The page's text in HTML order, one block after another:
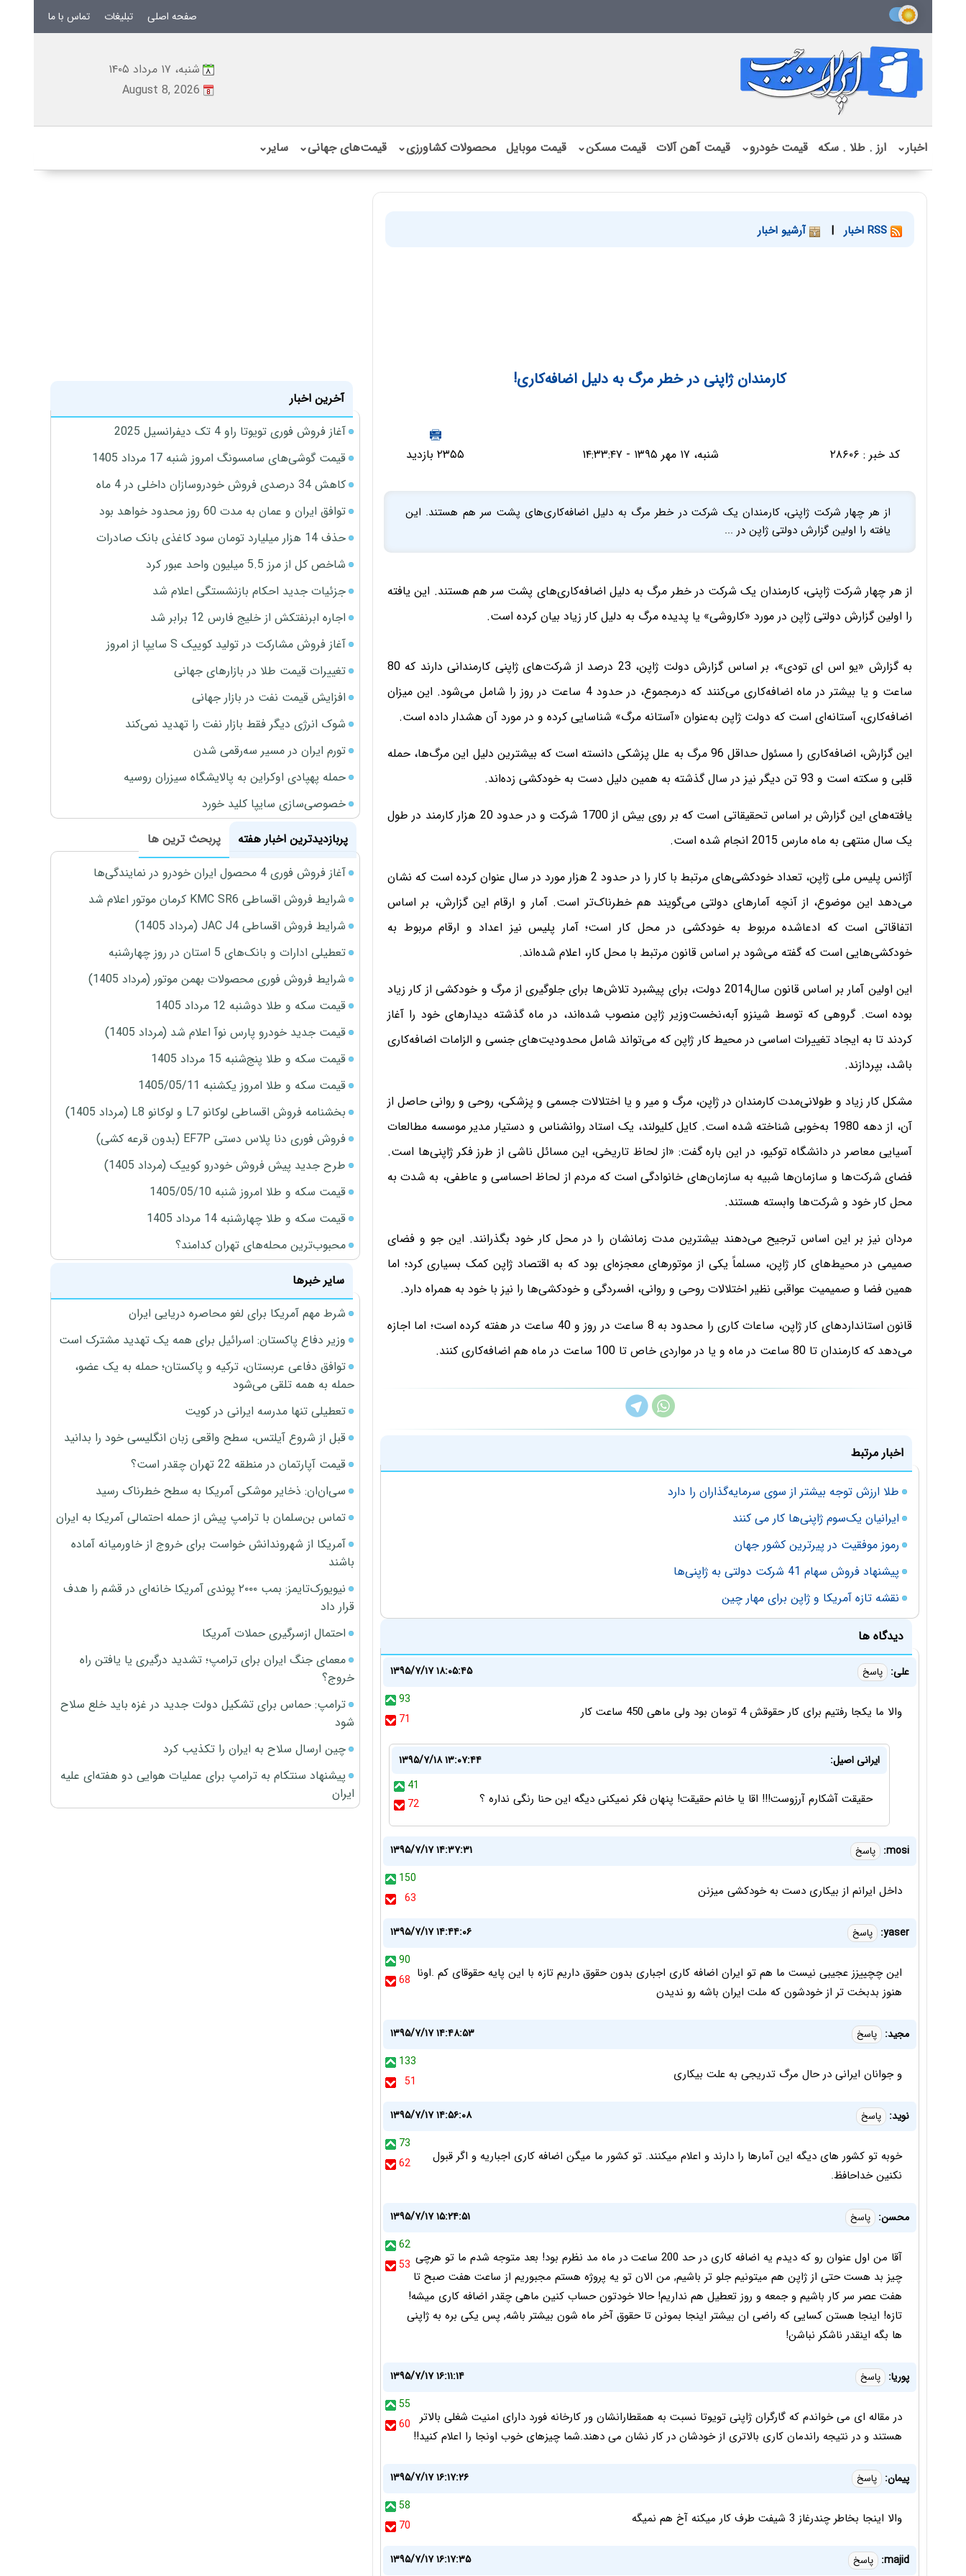
صفحه اصلی تبلیغات تماس با ما
شنبه، ۱۷ مرداد ۱۴۰۵
August 8, 2026
اخبار⌄ ارز . طلا . سکه قیمت خودرو⌄ قیمت آهن آلات قیمت مسکن⌄ قیمت موبایل محصولات کشاورزی⌄ قیمت‌های جهانی⌄ سایر⌄
| آرشیو اخبار
کارمندان ژاپنی در خطر مرگ به دلیل اضافه‌کاری!
کد خبر : ۲۸۶۰۶ شنبه، ۱۷ مهر ۱۳۹۵ - ۱۴:۳۳:۴۷ ۲۳۵۵ بازدید
از هر چهار شرکت ژاپنی، کارمندان یک شرکت در خطر مرگ به دلیل اضافه‌کاری‌های پشت سر هم هستند. این
یافته را اولین گزارش دولتی ژاپن در ...
از هر چهار شرکت ژاپنی، کارمندان یک شرکت در خطر مرگ به دلیل اضافه‌کاری‌های پشت سر هم هستند. این یافته
را اولین گزارش دولتی ژاپن در مورد «کاروشی» یا پدیده مرگ به دلیل کار زیاد بیان کرده است.
به گزارش «یو اس ای تودی»، بر اساس گزارش دولت ژاپن، 23 درصد از شرکت‌های ژاپنی کارمندانی دارند که 80
ساعت و یا بیشتر در ماه اضافه‌کاری می‌کنند که درمجموع، در حدود 4 ساعت در روز را شامل می‌شود. این میزان
اضافه‌کاری، آستانه‌ای است که دولت ژاپن به‌عنوان «آستانه مرگ» شناسایی کرده و در مورد آن هشدار داده است.
این گزارش، اضافه‌کاری را مسئول حداقل 96 مرگ به علل پزشکی دانسته است که بیشترین دلیل این مرگ‌ها، حمله
قلبی و سکته است و 93 تن دیگر نیز در سال گذشته به همین دلیل دست به خودکشی زده‌اند.
یافته‌های این گزارش بر اساس تحقیقاتی است که بر روی بیش از 1700 شرکت و در حدود 20 هزار کارمند در طول
یک سال منتهی به ماه مارس 2015 انجام‌ شده است.
آژانس پلیس ملی ژاپن، تعداد خودکشی‌های مرتبط با کار را در حدود 2 هزار مورد در سال عنوان کرده است که نشان
می‌دهد این موضوع، از آنچه آمارهای دولتی می‌گویند هم خطرناک‌تر است. آمار و ارقام این گزارش، بر اساس
اتفاقاتی است که ادعاشده مربوط به خودکشی در محل کار است؛ آمار پلیس نیز اعداد و ارقام مربوط به
خودکشی‌هایی است که گفته می‌شود بر اساس قانون مرتبط با محل کار، اعلام‌ شده‌اند.
این اولین آمار بر اساس قانون سال2014 دولت، برای پیشبرد تلاش‌ها برای جلوگیری از مرگ و خودکشی از کار زیاد
بوده است. گروهی که توسط شینزو آبه،نخست‌وزیر ژاپن منصوب‌ شده‌اند، در ماه گذشته دیدارهای خود را آغاز
کردند تا به ایجاد تغییرات اساسی در محیط کار ژاپن که می‌تواند شامل محدودیت‌های جنسی و الزامات اضافه‌کاری
باشد، بپردازند.
مشکل کار زیاد و طولانی‌مدت کارمندان در ژاپن، مرگ‌ و میر و یا اختلالات جسمی و پزشکی، روحی و روانی حاصل از
آن، از دهه 1980 به‌خوبی شناخته‌ شده است. کایل کلیولند، یک استاد روانشناس و دستیار مدیر موسسه مطالعات
آسیایی معاصر در دانشگاه توکیو، در این باره گفت: «از لحاظ تاریخی، این مسائل ناشی از طرز فکر ژاپنی‌ها است.
فضای شرکت‌ها و سازمان‌ها شبیه به سازمان‌های خانوادگی است که مردم از لحاظ احساسی و عاطفی، به شدت به
محل کار خود و شرکت‌ها وابسته هستند.
مردان نیز بر این اساس ترجیح می‌دهند بیشترین مدت زمانشان را در محل کار خود بگذرانند. این جو و فضای
صمیمی در محیط‌های کار ژاپن، مسلماً یکی از موتورهای معجزه‌ای بود که به اقتصاد ژاپن کمک بسیاری کرد؛ اما
همین فضا و صمیمیت عواقبی نظیر اختلالات روحی و روانی، افسردگی و خودکشی‌ها را نیز با خود به همراه دارد.
قانون استانداردهای کار ژاپن، ساعات کاری را محدود به 8 ساعت در روز و 40 ساعت در هفته کرده است؛ اما اجازه
می‌دهد که کارمندان تا 80 ساعت در ماه و یا در مواردی خاص تا 100 ساعت در ماه هم اضافه‌کاری کنند.
اخبار مرتبط
طلا ارزش توجه بیشتر از سوی سرمایه‌گذاران را دارد
ایرانیان یک‌سوم ژاپنی‌ها کار می کنند
رموز موفقیت در پیرترین کشور جهان
پیشنهاد فروش سهام 41 شرکت‌ دولتی به ژاپنی‌ها
نقشه تازه آمريكا و ژاپن برای مهار چين
دیدگاه ها
علی: پاسخ
۱۳۹۵/۷/۱۷ ۱۸:۰۵:۴۵
93
71
والا ما یکجا رفتیم برای کار حقوقش 4 تومان بود ولی ماهی 450 ساعت کار
ایرانی اصیل:
۱۳۹۵/۷/۱۸ ۱۳:۰۷:۴۴
41
72
حقیقت آشکارم آرزوست!!! اقا یا خانم حقیقت! پنهان فکر نمیکنی دیگه این حنا رنگی نداره ؟
mosi: پاسخ
۱۳۹۵/۷/۱۷ ۱۴:۳۷:۳۱
150
63
داخل ایرانم از بیکاری دست به خودکشی میزنن
yaser: پاسخ
۱۳۹۵/۷/۱۷ ۱۴:۴۴:۰۶
90
68 این چچییزز عجیبی نیست ما هم تو ایران اضافه کاری اجباری بدون حقوق داریم تازه با این پایه حقوقای کم .اونا
هنوز بدبخت تر از خودشون که ملت ایران باشه رو ندیدن
مجيد: پاسخ
۱۳۹۵/۷/۱۷ ۱۴:۴۸:۵۳
133
51
و جوانان ايرانى در حال مرگ تدريجى به علت بيكارى
نوید: پاسخ
۱۳۹۵/۷/۱۷ ۱۴:۵۶:۰۸
73
62
خوبه تو کشور های دیگه این آمارها را دارند و اعلام میکنند. تو کشور ما میگن اضافه کاری اجباریه و اگر قبول
نکنین خداحافظ.
محسن: پاسخ
۱۳۹۵/۷/۱۷ ۱۵:۲۴:۵۱
62
53 آقا من اول عنوان رو که دیدم یه اضافه کاری در حد 200 ساعت در ماه مد نظرم بود! بعد متوجه شدم ما تو هرچی
چیز بد هست حتی از ژاپن هم میتونیم جلو تر باشیم, من الان تو یه پروژه هستم مجبوریم از ساعت هفت صبح تا
هفت عصر سر کار باشیم و جمعه و روز تعطیل هم نداریم! حالا خودتون حساب کنین ماهی چقدر اضافه کاری میشه!
تازه! اینجا هستن کسایی که راضی ان بیشتر اینجا بمونن تا حقوق آخر ماه شون بیشتر باشه, پس یکی بره به ژاپنی
ها بگه اینقدر ناشکر نباشن!
پوریا: پاسخ
۱۳۹۵/۷/۱۷ ۱۶:۱۱:۱۴
55
60
در مقاله ای می خواندم که گارگران ژاپنی تویوتا نسبت به همقطارانشان ور کارخانه فورد دارای امنیت شغلی بالاتر
هستند و در نتیجه راندمان کاری بالاتری از خودشان در کار نشان می دهند.شما چیزهای خوب اونجا را اعلام کنید!!
پیمان: پاسخ
۱۳۹۵/۷/۱۷ ۱۶:۱۷:۲۶
58
70
والا اینجا بخاطر چندرغاز 3 شیفت طرف کار میکنه آخ هم نمیگه
majid: پاسخ ۱۳۹۵/۷/۱۷ ۱۶:۱۷:۳۵
آخرین اخبار
آغاز فروش فوری تویوتا راو 4 تک دیفرانسیل 2025
قیمت گوشی‌های سامسونگ امروز شنبه 17 مرداد 1405
کاهش 34 درصدی فروش خودروسازان داخلی در 4 ماه
توافق ایران و عمان به مدت 60 روز محدود خواهد بود
حذف 14 هزار میلیارد تومان سود کاغذی بانک صادرات
شاخص کل از مرز 5.5 میلیون واحد عبور کرد
جزئیات جدید احکام بازنشستگی اعلام شد
اجاره ابرنفتکش از خلیج فارس 12 برابر شد
آغاز فروش مشارکت در تولید کوییک S سایپا از امروز
تغییرات قیمت طلا در بازارهای جهانی
افزایش قیمت نفت در بازار جهانی
شوک انرژی دیگر فقط بازار نفت را تهدید نمی‌کند
تورم ایران در مسیر سه‌رقمی شدن
حمله پهپادی اوکراین به پالایشگاه سیزران روسیه
خصوصی‌سازی سایپا کلید خورد
پربازدیدترین اخبار هفته
پربحث ترین ها
آغاز فروش فوری 4 محصول ایران خودرو در نمایندگی‌ها
شرایط فروش اقساطی KMC SR6 کرمان موتور اعلام شد
شرایط فروش اقساطی JAC J4 (مرداد 1405)
تعطیلی ادارات و بانک‌های 5 استان در روز چهارشنبه
شرایط فروش فوری محصولات بهمن موتور (مرداد 1405)
قیمت سکه و طلا دوشنبه 12 مرداد 1405
قیمت جدید خودرو پارس نوآ اعلام شد (مرداد 1405)
قیمت سکه و طلا پنج‌شنبه 15 مرداد 1405
قیمت سکه و طلا امروز یکشنبه 1405/05/11
بخشنامه فروش اقساطی لوکانو L7 و لوکانو L8 (مرداد 1405)
فروش فوری دنا پلاس دستی EF7P (بدون قرعه کشی)
طرح جدید پیش فروش خودرو کوییک (مرداد 1405)
قیمت سکه و طلا امروز شنبه 1405/05/10
قیمت سکه و طلا چهارشنبه 14 مرداد 1405
محبوب‌ترین محله‌های تهران کدامند؟
سایر خبرها
شرط مهم آمریکا برای لغو محاصره دریایی ایران
وزیر دفاع پاکستان: اسرائیل برای همه یک تهدید مشترک است
توافق دفاعی عربستان، ترکیه و پاکستان؛ حمله به یک عضو،
حمله به همه تلقی می‌شود
تعطیلی تنها مدرسه ایرانی در کویت
قبل از شروع آیلتس، سطح واقعی زبان انگلیسی خود را بدانید
قیمت آپارتمان در منطقه 22 تهران چقدر است؟
سی‌ان‌ان: ذخایر موشکی آمریکا به سطح خطرناک رسید
تماس بن‌سلمان با ترامپ پیش از حمله احتمالی آمریکا به ایران
آمریکا از شهروندانش خواست برای خروج از خاورمیانه آماده
باشند
نیویورک‌تایمز: بمب ۲۰۰۰ پوندی آمریکا خانه‌ای در قشم را هدف
قرار داد
احتمال ازسرگیری حملات آمریکا
معمای جنگ ایران برای ترامپ؛ تشدید درگیری یا یافتن راه
خروج؟
ترامپ: حماس برای تشکیل دولت جدید در غزه باید خلع سلاح
شود
چین ارسال سلاح به ایران را تکذیب کرد
پیشنهاد سنتکام به ترامپ برای عملیات هوایی دو هفته‌ای علیه
ایران